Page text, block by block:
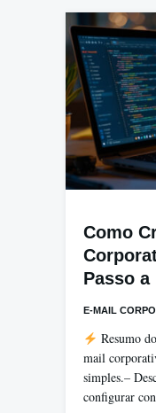
Como
Passo
E-MAIL
Resumo
mail
simples.–
configurar